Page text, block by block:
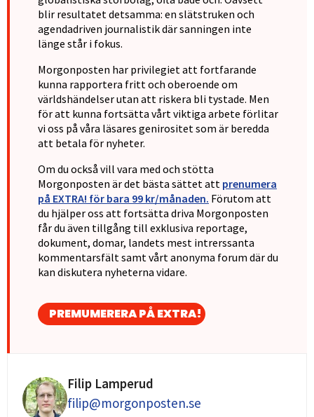
blir resultatet detsamma: en slätstruken och
agendadriven journalistik där sanningen inte
länge står i fokus.
Morgonposten har privilegiet att fortfarande
kunna rapportera fritt och oberoende om
världshändelser utan att riskera bli tystade. Men
för att kunna fortsätta vårt viktiga arbete förlitar
vi oss på våra läsares genirositet som är beredda
att betala för nyheter.
Om du också vill vara med och stötta
Morgonposten är det bästa sättet att prenumera
på EXTRA! för bara 99 kr/månaden. Förutom att
du hjälper oss att fortsätta driva Morgonposten
får du även tillgång till exklusiva reportage,
dokument, domar, landets mest intrerssanta
kommentarsfält samt vårt anonyma forum där du
kan diskutera nyheterna vidare.
PREMUMERERA PÅ EXTRA!
Filip Lamperud
filip@morgonposten.se